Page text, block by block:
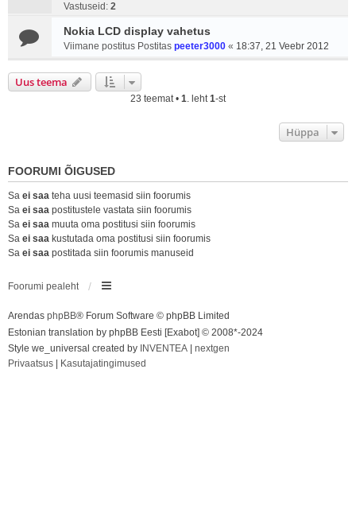
Vastuseid: 2
Nokia LCD display vahetus
Viimane postitus Postitas peeter3000 « 18:37, 21 Veebr 2012
Uus teema
23 teemat • 1. leht1-st
Hüppa
FOORUMI ÕIGUSED
Sa ei saa teha uusi teemasid siin foorumis
Sa ei saa postitustele vastata siin foorumis
Sa ei saa muuta oma postitusi siin foorumis
Sa ei saa kustutada oma postitusi siin foorumis
Sa ei saa postitada siin foorumis manuseid
Foorumi pealeht
Arendas phpBB® Forum Software © phpBB Limited
Estonian translation by phpBB Eesti [Exabot] © 2008*-2024
Style we_universal created by INVENTEA
nextgen
Privaatsus
Kasutajatingimused